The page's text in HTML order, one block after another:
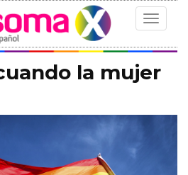
Toggle
la mujer